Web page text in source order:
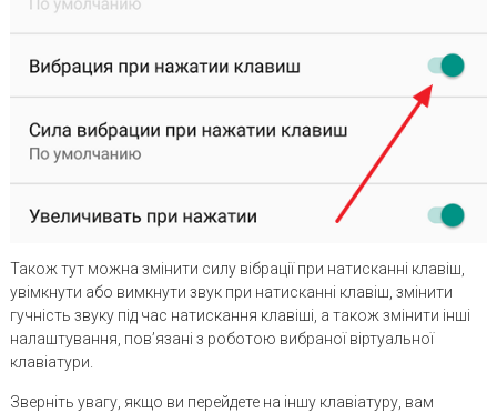
Також тут можна змінити силу вібрації при натисканні клавіш,
увімкнути або вимкнути звук при натисканні клавіш, змінити
гучність звуку під час натискання клавіші, а також змінити інші
налаштування, пов’язані з роботою вибраної віртуальної
клавіатури.
Зверніть увагу, якщо ви перейдете на іншу клавіатуру, вам